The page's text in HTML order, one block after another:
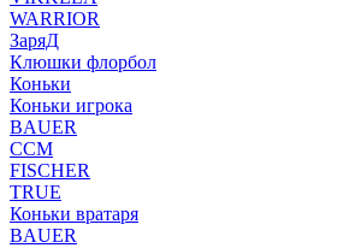
WARRIOR
ЗаряД
Клюшки флорбол
Коньки
Коньки игрока
BAUER
CCM
FISCHER
TRUE
Коньки вратаря
BAUER